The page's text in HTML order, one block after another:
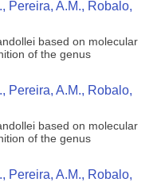
Pereira, A.M., Robalo,
based on molecular
of the genus
Pereira, A.M., Robalo,
based on molecular
of the genus
Pereira, A.M., Robalo,